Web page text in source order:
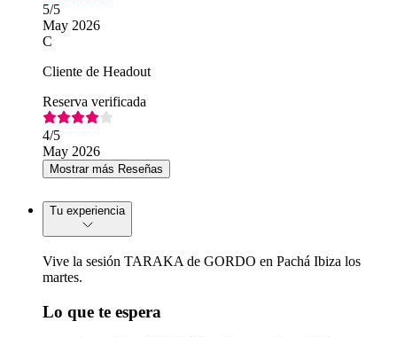
5/5
May 2026
C
Cliente de Headout
Reserva verificada
4/5
May 2026
Mostrar más Reseñas
Tu experiencia
Vive la sesión TARAKA de GORDO en Pachá Ibiza los
martes.
Lo que te espera